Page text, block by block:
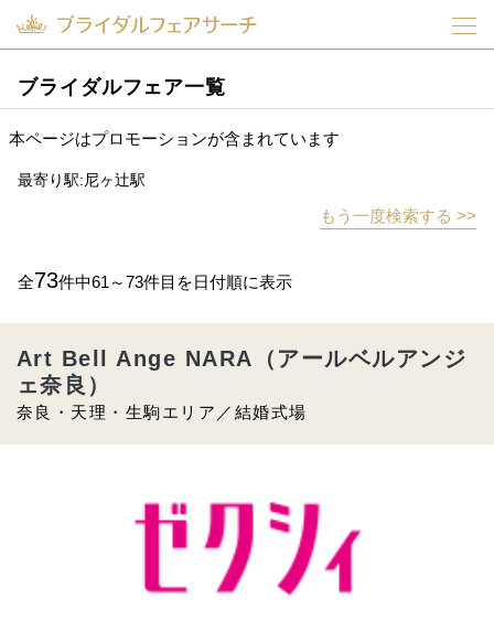
ブライダルフェア一覧
本ページはプロモーションが含まれています
最寄り駅:尼ヶ辻駅
もう一度検索する >>
全73件中61～73件目を日付順に表示
奈良・天理・生駒エリア／結婚式場
Art Bell Ange NARA（アールベルアンジ
ェ奈良）